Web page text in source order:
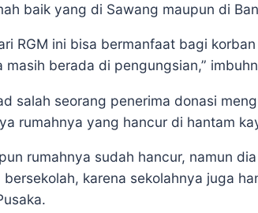
baik yang di Sawang maupun di
RGM ini bisa bermanfaat bagi
masih berada di pengungsian,”
salah seorang penerima donasi
rumahnya yang hancur di hantam
rumahnya sudah hancur, namun
karena sekolahnya juga